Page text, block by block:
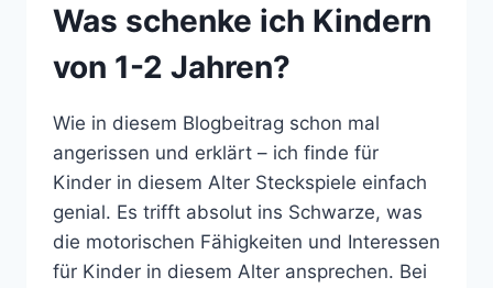
Was schenke ich Kindern
von 1-2 Jahren?
Wie in diesem Blogbeitrag schon mal
angerissen und erklärt – ich finde für
Kinder in diesem Alter Steckspiele einfach
genial. Es trifft absolut ins Schwarze, was
die motorischen Fähigkeiten und Interessen
für Kinder in diesem Alter ansprechen. Bei